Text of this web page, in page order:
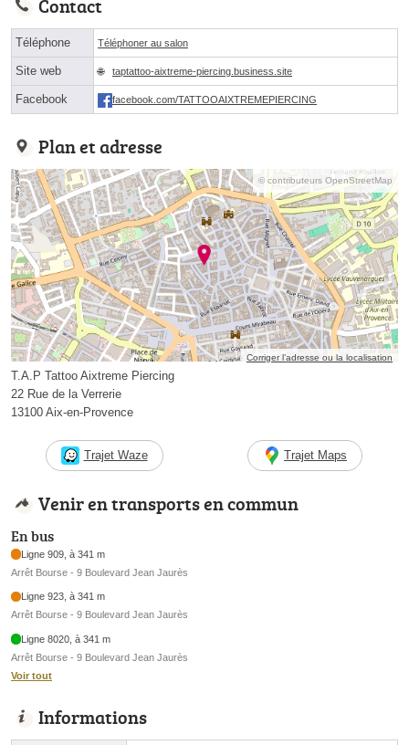
Contact
Téléphone Téléphoner au salon
Site web taptattoo-aixtreme-piercing.business.site
Facebook facebook.com/TATTOOAIXTREMEPIERCING
Plan et adresse
© contributeurs OpenStreetMap
Corriger l’adresse ou la localisation
T.A.P Tattoo Aixtreme Piercing
22 Rue de la Verrerie
13100 Aix-en-Provence
Trajet Waze Trajet Maps
Venir en transports en commun
En bus
Ligne 909, à 341 m
Arrêt Bourse - 9 Boulevard Jean Jaurès
Ligne 923, à 341 m
Arrêt Bourse - 9 Boulevard Jean Jaurès
Ligne 8020, à 341 m
Arrêt Bourse - 9 Boulevard Jean Jaurès
Voir tout
Informations